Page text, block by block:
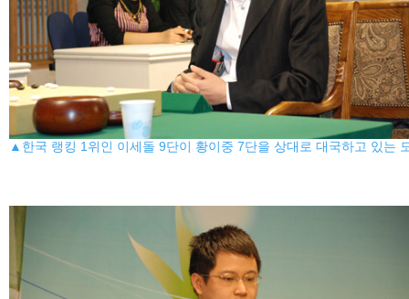
▲한국 랭킹 1위인 이세돌 9단이 황이중 7단을 상대로 대국하고 있는